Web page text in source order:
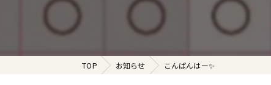
TOP お知らせ こんばんはー✨